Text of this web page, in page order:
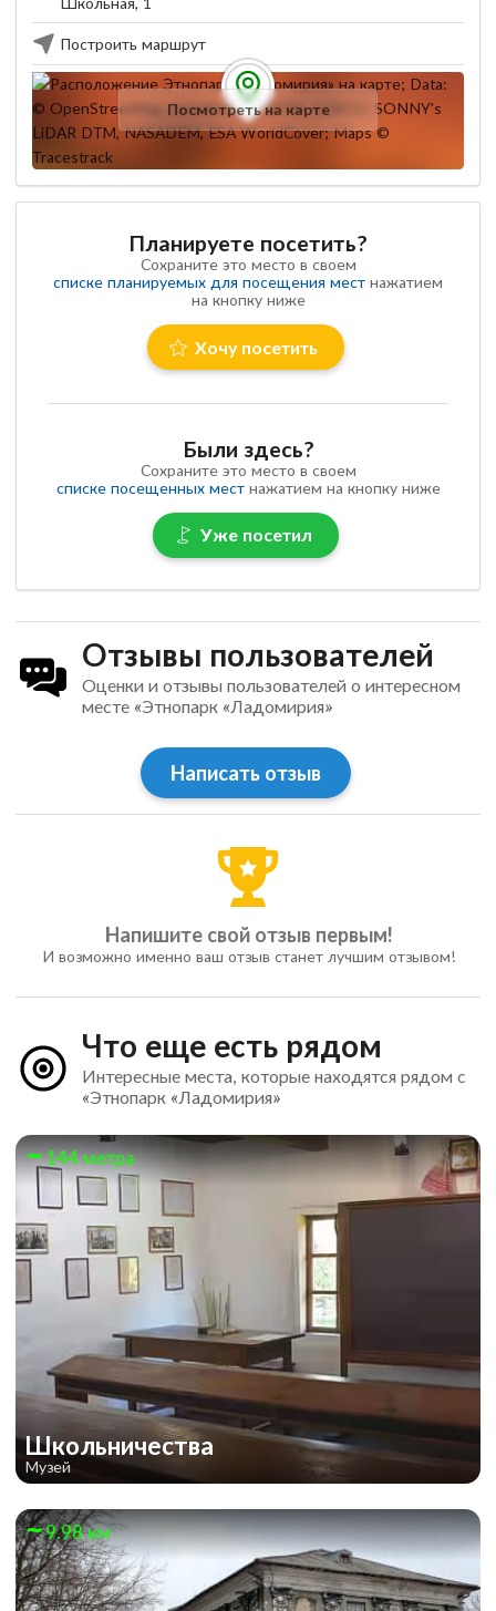
Построить маршрут
Посмотреть на карте
Планируете посетить?
Сохраните это место в своем
списке планируемых для посещения мест нажатием
на кнопку ниже
Хочу посетить
Были здесь?
Сохраните это место в своем
списке посещенных местнажатием на кнопку ниже
Уже посетил
Отзывы пользователей
Оценки и отзывы пользователей о интересном
месте «Этнопарк «Ладомирия»
Написать отзыв
Напишите свой отзыв первым!
И возможно именно ваш отзыв станет лучшим отзывом!
Что еще есть рядом
Интересные места, которые находятся рядом с
«Этнопарк «Ладомирия»
144 метра
Школьничества
Музей
9.98 км